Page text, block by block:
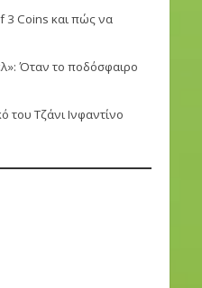
3 Coins και πώς να
Όταν το ποδόσφαιρο
του Τζάνι Ινφαντίνο